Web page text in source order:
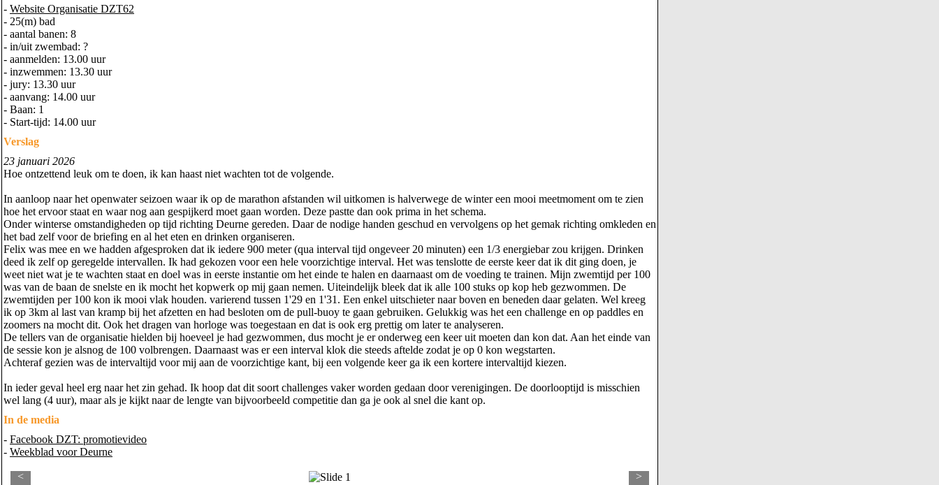
- Website Organisatie DZT62
- 25(m) bad
- aantal banen: 8
- in/uit zwembad: ?
- aanmelden: 13.00 uur
- inzwemmen: 13.30 uur
- jury: 13.30 uur
- aanvang: 14.00 uur
- Baan: 1
- Start-tijd: 14.00 uur
Verslag
23 januari 2026
Hoe ontzettend leuk om te doen, ik kan haast niet wachten tot de volgende.
In aanloop naar het openwater seizoen waar ik op de marathon afstanden wil uitkomen is halverwege de winter een mooi meetmoment om te zien
hoe het ervoor staat en waar nog aan gespijkerd moet gaan worden. Deze pastte dan ook prima in het schema.
Onder winterse omstandigheden op tijd richting Deurne gereden. Daar de nodige handen geschud en vervolgens op het gemak richting omkleden en
het bad zelf voor de briefing en al het eten en drinken organiseren.
Felix was mee en we hadden afgesproken dat ik iedere 900 meter (qua interval tijd ongeveer 20 minuten) een 1/3 energiebar zou krijgen. Drinken
deed ik zelf op geregelde intervallen. Ik had gekozen voor een hele voorzichtige interval. Het was tenslotte de eerste keer dat ik dit ging doen, je
weet niet wat je te wachten staat en doel was in eerste instantie om het einde te halen en daarnaast om de voeding te trainen. Mijn zwemtijd per 100
was van de baan de snelste en ik mocht het kopwerk op mij gaan nemen. Uiteindelijk bleek dat ik alle 100 stuks op kop heb gezwommen. De
zwemtijden per 100 kon ik mooi vlak houden. varierend tussen 1'29 en 1'31. Een enkel uitschieter naar boven en beneden daar gelaten. Wel kreeg
ik op 3km al last van kramp bij het afzetten en had besloten om de pull-buoy te gaan gebruiken. Gelukkig was het een challenge en op paddles en
zoomers na mocht dit. Ook het dragen van horloge was toegestaan en dat is ook erg prettig om later te analyseren.
De tellers van de organisatie hielden bij hoeveel je had gezwommen, dus mocht je er onderweg een keer uit moeten dan kon dat. Aan het einde van
de sessie kon je alsnog de 100 volbrengen. Daarnaast was er een interval klok die steeds aftelde zodat je op 0 kon wegstarten.
Achteraf gezien was de intervaltijd voor mij aan de voorzichtige kant, bij een volgende keer ga ik een kortere intervaltijd kiezen.
In ieder geval heel erg naar het zin gehad. Ik hoop dat dit soort challenges vaker worden gedaan door verenigingen. De doorlooptijd is misschien
wel lang (4 uur), maar als je kijkt naar de lengte van bijvoorbeeld competitie dan ga je ook al snel die kant op.
In de media
- Facebook DZT: promotievideo
- Weekblad voor Deurne
< >